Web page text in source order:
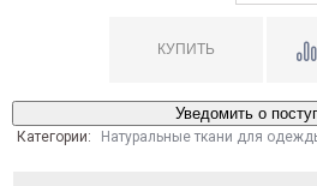
Уведомить о
Категории: Натуральные ткани для